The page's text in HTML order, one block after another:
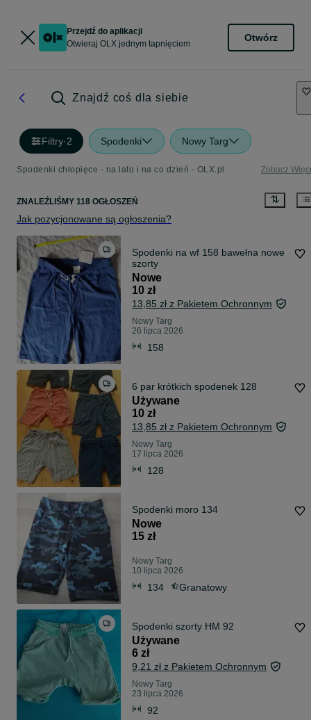
Przejdź do aplikacji
Otwieraj OLX jednym tapnięciem
Otwórz
Znajdź coś dla siebie
Filtry·2 Spodenki Nowy Targ
Spodenki chłopięce - na lato i na co dzień - OLX.pl Zobacz
ZNALEŹLIŚMY 118 OGŁOSZEŃ
Jak pozycjonowane są ogłoszenia?
Spodenki na wf 158 bawełna nowe
szorty
Nowe
10 zł
13,85 zł z Pakietem Ochronnym
Nowy Targ
26 lipca 2026
158
6 par krótkich spodenek 128
Używane
10 zł
13,85 zł z Pakietem Ochronnym
Nowy Targ
17 lipca 2026
128
Spodenki moro 134
Nowe
15 zł
Nowy Targ
10 lipca 2026
134 Granatowy
Spodenki szorty HM 92
Używane
6 zł
9,21 zł z Pakietem Ochronnym
Nowy Targ
23 lipca 2026
92